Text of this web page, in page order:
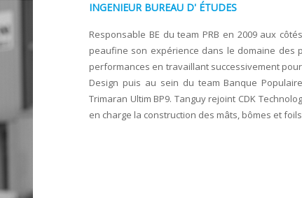
INGENIEUR BUREAU D' ÉTUDES
Responsable BE du team PRB en 2009 aux
peaufine son expérience dans le domaine des
performances en travaillant successivement
Design puis au sein du team Banque
Trimaran Ultim BP9. Tanguy rejoint CDK
en charge la construction des mâts, bômes et